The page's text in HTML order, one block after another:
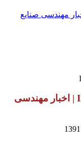
مهندسی صنایع
برچسب : بایگانی‌ها ISO 9001 : 2015 | اخبار مهندسی